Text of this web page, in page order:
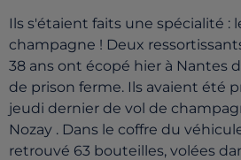
Ils s'étaient faits une spécialité :
champagne ! Deux
38 ans ont écopé hier à Nantes
de prison ferme. Ils avaient été
jeudi dernier de vol de
Nozay . Dans le coffre du
retrouvé 63 bouteilles, volées